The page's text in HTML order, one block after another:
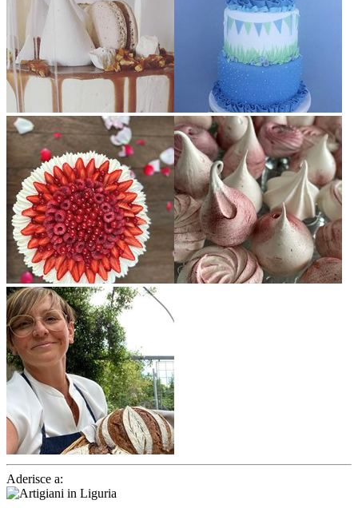
Aderisce a: